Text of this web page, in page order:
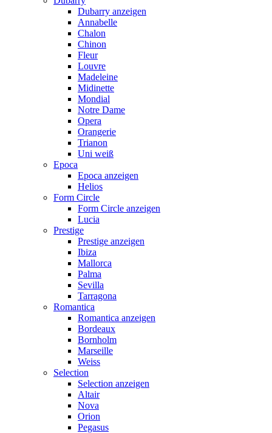
Dubarry anzeigen
Annabelle
Chalon
Chinon
Fleur
Louvre
Madeleine
Midinette
Mondial
Notre Dame
Opera
Orangerie
Trianon
Uni weiß
Epoca
Epoca anzeigen
Helios
Form Circle
Form Circle anzeigen
Lucia
Prestige
Prestige anzeigen
Ibiza
Mallorca
Palma
Sevilla
Tarragona
Romantica
Romantica anzeigen
Bordeaux
Bornholm
Marseille
Weiss
Selection
Selection anzeigen
Altair
Nova
Orion
Pegasus